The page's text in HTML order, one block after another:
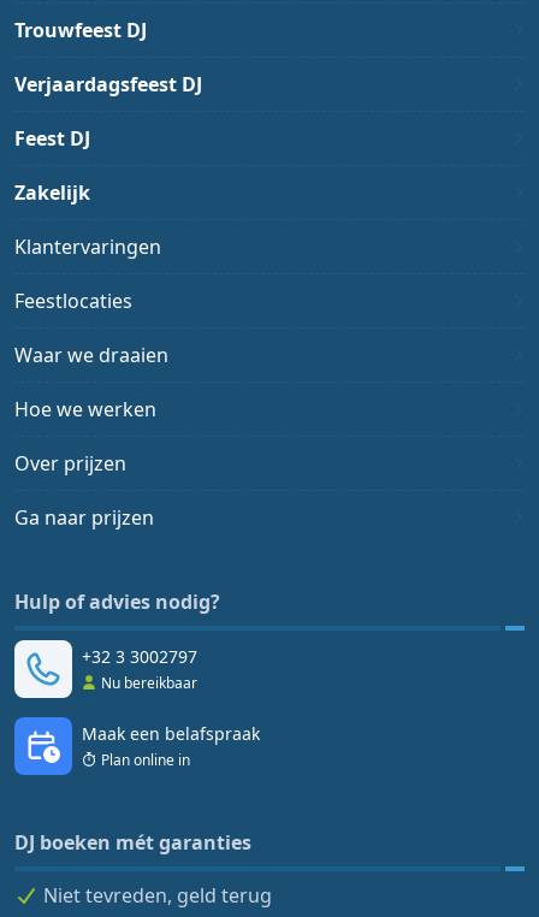
Trouwfeest DJ
Verjaardagsfeest DJ
Feest DJ
Zakelijk
Klantervaringen
Feestlocaties
Waar we draaien
Hoe we werken
Over prijzen
Ga naar prijzen
Hulp of advies nodig?
+32 3 3002797
Nu bereikbaar
Maak een belafspraak
Plan online in
DJ boeken mét garanties
Niet tevreden, geld terug